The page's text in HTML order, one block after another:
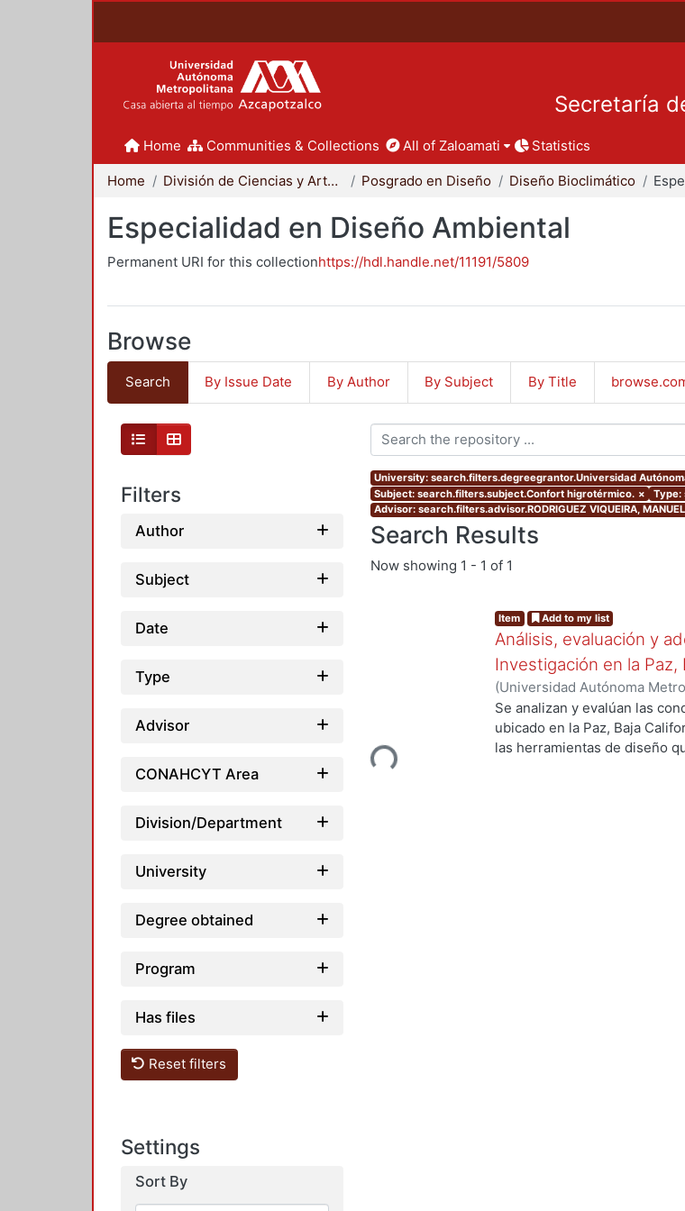
Secretaría
Home Communities & Collections All of Zaloamati Statistics
Home División de Ciencias y Artes para el Diseño Posgrado en Diseño Diseño Bioclimático
Especialidad en Diseño Ambiental
Permanent URI for this collectionhttps://hdl.handle.net/11191/5809
Browse
Search By Issue Date By Author By Subject By Title
Filters
Author
Subject
Date
Type
Advisor
CONAHCYT Area
Division/Department
University
Degree obtained
Program
Has files
Reset filters
Settings
Sort By
University: search.filters.degreegrantor.Universidad
Subject: search.filters.subject.Confort higrotérmico. × Type:
Advisor: search.filters.advisor.RODRIGUEZ VIQUEIRA, MANUEL
Search Results
Now showing 1 - 1 of 1
Loading...
Item Add to my list
Análisis, evaluación y
Investigación en la Paz,
(Universidad Autónoma
de Servicios de Información.,
Se analizan y evalúan las
ubicado en la Paz, Baja
las herramientas de diseño